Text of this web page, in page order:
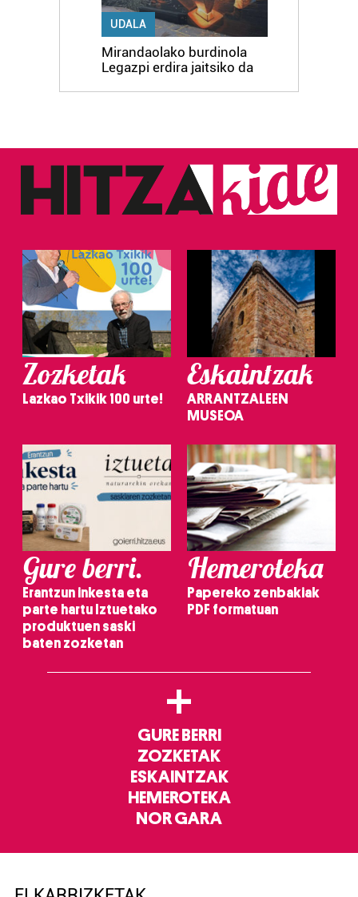
UDALA
Mirandaolako burdinola
Legazpi erdira jaitsiko da
Zozketak
Lazkao Txikik 100 urte!
Eskaintzak
ARRANTZALEEN
MUSEOA
Gure berri.
Erantzun inkesta eta
parte hartu Iztuetako
produktuen saski
baten zozketan
Hemeroteka
Papereko zenbakiak
PDF formatuan
+
GURE BERRI
ZOZKETAK
ESKAINTZAK
HEMEROTEKA
NOR GARA